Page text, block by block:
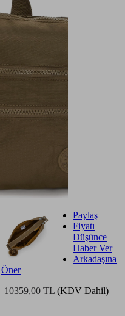
Paylaş
Fiyatı
Düşünce
Haber Ver
Arkadaşına
Öner
10359,00 TL (KDV Dahil)